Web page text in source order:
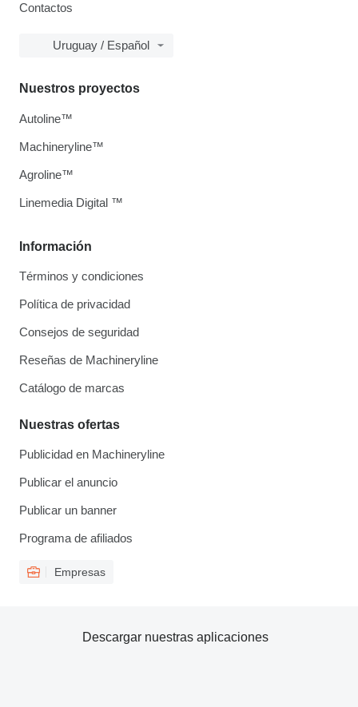
Contactos
Uruguay / Español
Información
Términos y condiciones
Política de privacidad
Consejos de seguridad
Reseñas de Machineryline
Catálogo de marcas
Nuestras ofertas
Publicidad en Machineryline
Publicar el anuncio
Publicar un banner
Programa de afiliados
Empresas
Nuestros proyectos
Autoline™
Machineryline™
Agroline™
Linemedia Digital ™
Descargar nuestras aplicaciones